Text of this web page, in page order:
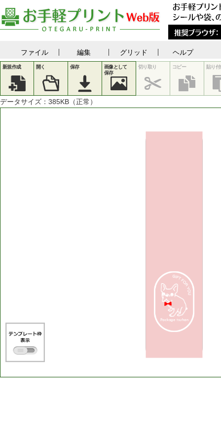
ファイル 編集 グリッド ヘルプ
新規作成 開く 保存
画像として
保存
切り取り コピー 貼り付
データサイズ： 385KB（正常）
Package tsuhan